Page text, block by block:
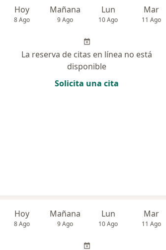
Hoy
8 Ago
Mañana
9 Ago
Lun
10 Ago
Mar
11 Ago
La reserva de citas en línea no está
disponible
Solicita una cita
Hoy
8 Ago
Mañana
9 Ago
Lun
10 Ago
Mar
11 Ago